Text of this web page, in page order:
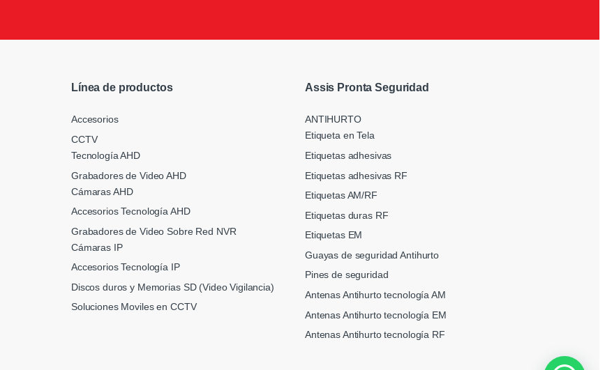
Línea de productos
Accesorios
CCTV
Tecnología AHD
Grabadores de Video AHD
Cámaras AHD
Accesorios Tecnología AHD
Grabadores de Video Sobre Red NVR
Cámaras IP
Accesorios Tecnología IP
Discos duros y Memorias SD (Video Vigilancia)
Soluciones Moviles en CCTV
Assis Pronta Seguridad
ANTIHURTO
Etiqueta en Tela
Etiquetas adhesivas
Etiquetas adhesivas RF
Etiquetas AM/RF
Etiquetas duras RF
Etiquetas EM
Guayas de seguridad Antihurto
Pines de seguridad
Antenas Antihurto tecnología AM
Antenas Antihurto tecnología EM
Antenas Antihurto tecnología RF